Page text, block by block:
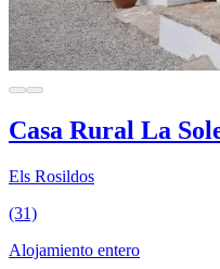
Casa Rural La
Els Rosildos
(31)
Alojamiento entero